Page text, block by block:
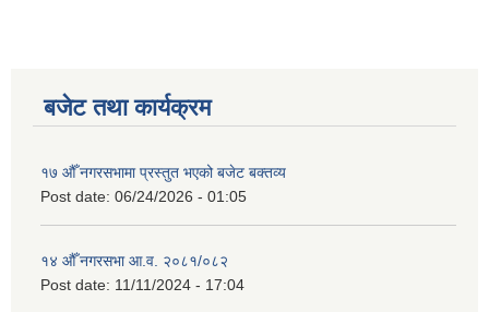
बजेट तथा कार्यक्रम
१७ औँ नगरसभामा प्रस्तुत भएको बजेट बक्तव्य
Post date: 06/24/2026 - 01:05
१४ औँ नगरसभा आ.व. २०८१/०८२
Post date: 11/11/2024 - 17:04